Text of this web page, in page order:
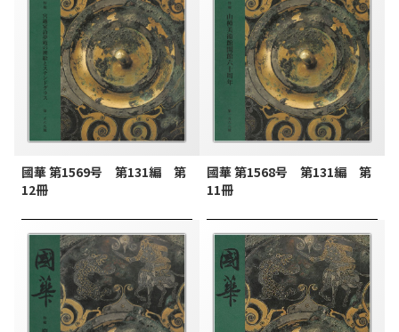
國華 第1569号 第131編 第
12冊
國華 第1568号 第131編 第
11冊